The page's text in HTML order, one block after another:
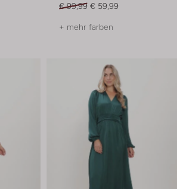
€ 99,99 € 59,99
+ mehr farben